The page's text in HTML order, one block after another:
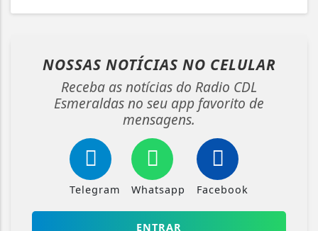
NOSSAS NOTÍCIAS NO CELULAR
Receba as notícias do Radio CDL
Esmeraldas no seu app favorito de
mensagens.
Telegram Whatsapp Facebook
ENTRAR